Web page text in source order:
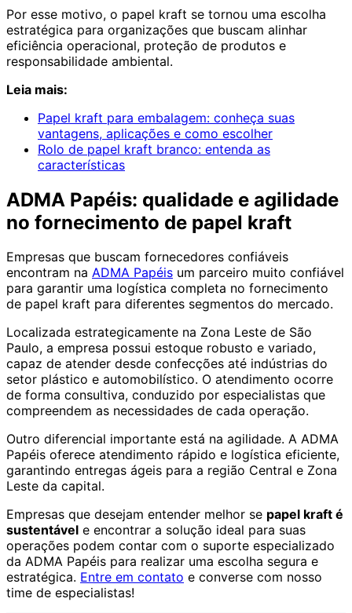
Por esse motivo, o papel kraft se tornou uma escolha
estratégica para organizações que buscam alinhar
eficiência operacional, proteção de produtos e
responsabilidade ambiental.
Leia mais:
Papel kraft para embalagem: conheça suas
vantagens, aplicações e como escolher
Rolo de papel kraft branco: entenda as
características
ADMA Papéis: qualidade e agilidade
no fornecimento de papel kraft
Empresas que buscam fornecedores confiáveis
encontram na ADMA Papéis um parceiro muito confiável
para garantir uma logística completa no fornecimento
de papel kraft para diferentes segmentos do mercado.
Localizada estrategicamente na Zona Leste de São
Paulo, a empresa possui estoque robusto e variado,
capaz de atender desde confecções até indústrias do
setor plástico e automobilístico. O atendimento ocorre
de forma consultiva, conduzido por especialistas que
compreendem as necessidades de cada operação.
Outro diferencial importante está na agilidade. A ADMA
Papéis oferece atendimento rápido e logística eficiente,
garantindo entregas ágeis para a região Central e Zona
Leste da capital.
Empresas que desejam entender melhor se papel kraft é
sustentável e encontrar a solução ideal para suas
operações podem contar com o suporte especializado
da ADMA Papéis para realizar uma escolha segura e
estratégica. Entre em contato e converse com nosso
time de especialistas!